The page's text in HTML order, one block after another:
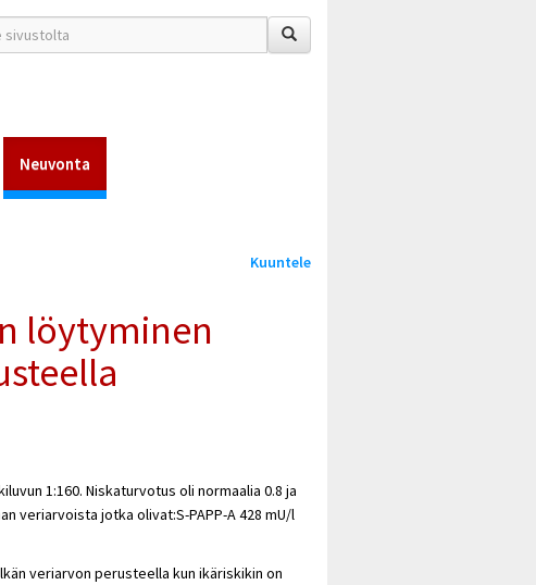
Neuvonta
Kuuntele
löytyminen
1:160. Niskaturvotus oli normaalia 0.8 ja
veriarvoista jotka olivat:S-PAPP-A 428 mU/l
veriarvon perusteella kun ikäriskikin on